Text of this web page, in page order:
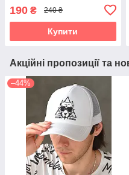
190 ₴ 240 ₴
Купити
Акційні пропозиції та
–44%